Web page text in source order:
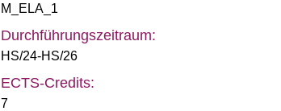
M_ELA_1
Durchführungszeitraum:
HS/24-HS/26
ECTS-Credits:
7